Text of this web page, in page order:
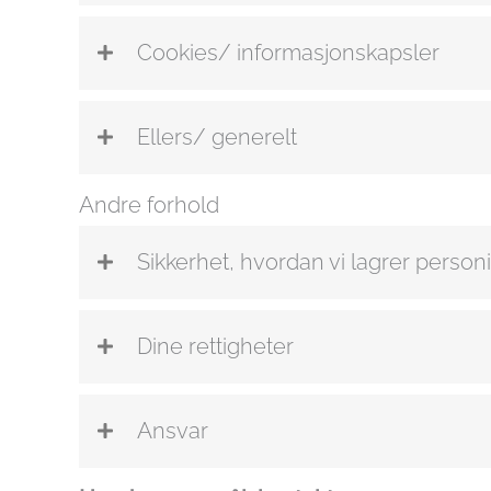
Cookies/ informasjonskapsler
Ellers/ generelt
Andre forhold
Sikkerhet, hvordan vi lagrer
Dine rettigheter
Ansvar